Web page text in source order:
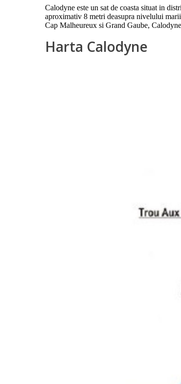
Calodyne este un sat de coasta situat in
aproximativ 8 metri deasupra nivelului
Cap Malheureux si Grand Gaube,
Harta Calodyne